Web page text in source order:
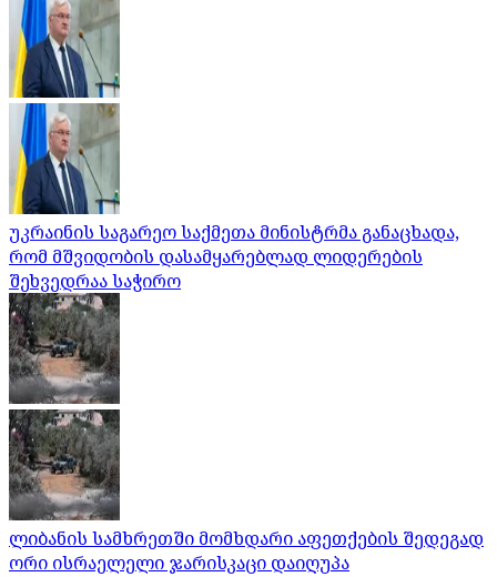
უკრაინის საგარეო საქმეთა მინისტრმა განაცხადა,
რომ მშვიდობის დასამყარებლად ლიდერების
შეხვედრაა საჭირო
ლიბანის სამხრეთში მომხდარი აფეთქების შედეგად
ორი ისრაელელი ჯარისკაცი დაიღუპა